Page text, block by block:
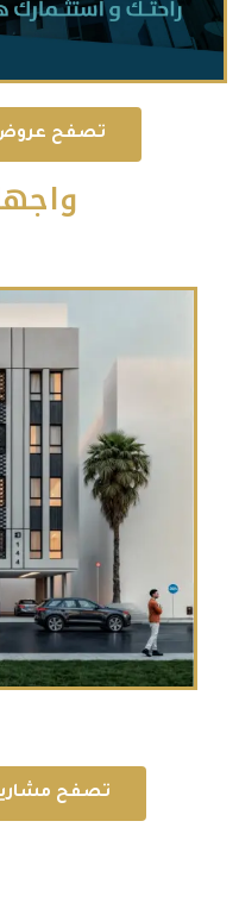
عروض المهند العقارية
واجهات عصرية
مشاريع المهند العقارية